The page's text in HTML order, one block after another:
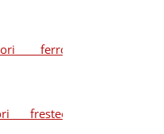
ferroli
frestech